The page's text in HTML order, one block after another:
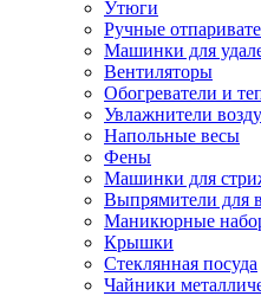
Утюги
Ручные
Машинки для
Вентиляторы
Обогреватели и
Увлажнители
Напольные весы
Фены
Машинки для
Выпрямители для
Маникюрные
Крышки
Стеклянная посуда
Чайники